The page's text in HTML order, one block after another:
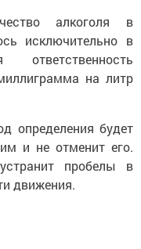
алкоголя в
исключительно в
ответственность
на литр
определения будет
и не отменит его.
пробелы в
движения.